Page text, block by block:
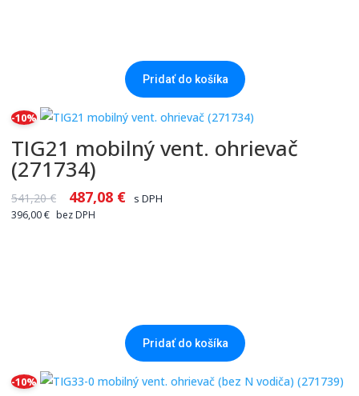
Pridať do košíka
-10%
TIG21 mobilný vent. ohrievač
(271734)
541,20€ 487,08 € s DPH
396,00€ bez DPH
Pridať do košíka
-10%